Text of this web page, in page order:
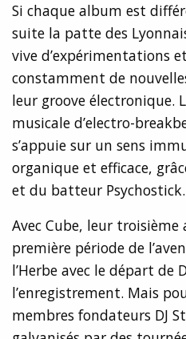
Si chaque album est
suite la patte des
vive d’expérimentations
constamment de
leur groove électronique.
musicale d’electro-
s’appuie sur un sens
organique et efficace,
et du batteur Psychostick.
Avec Cube, leur troisième
première période de
l’Herbe avec le départ de
l’enregistrement. Mais
membres fondateurs DJ